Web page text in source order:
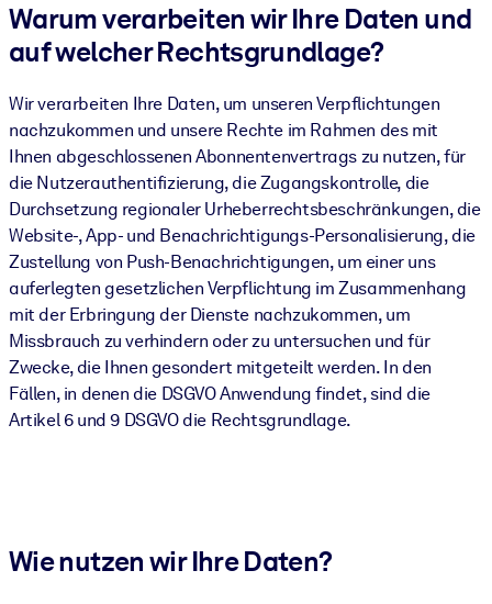
Warum verarbeiten wir Ihre Daten und
auf welcher Rechtsgrundlage?
Wir verarbeiten Ihre Daten, um unseren Verpflichtungen
nachzukommen und unsere Rechte im Rahmen des mit
Ihnen abgeschlossenen Abonnentenvertrags zu nutzen, für
die Nutzerauthentifizierung, die Zugangskontrolle, die
Durchsetzung regionaler Urheberrechtsbeschränkungen, die
Website-, App- und Benachrichtigungs-Personalisierung, die
Zustellung von Push-Benachrichtigungen, um einer uns
auferlegten gesetzlichen Verpflichtung im Zusammenhang
mit der Erbringung der Dienste nachzukommen, um
Missbrauch zu verhindern oder zu untersuchen und für
Zwecke, die Ihnen gesondert mitgeteilt werden. In den
Fällen, in denen die DSGVO Anwendung findet, sind die
Artikel 6 und 9 DSGVO die Rechtsgrundlage.
Wie nutzen wir Ihre Daten?